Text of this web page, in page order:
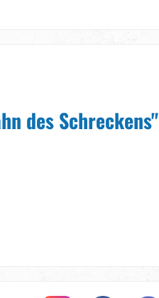
des Schreckens"